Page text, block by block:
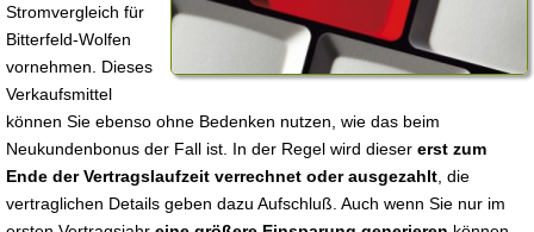
Stromvergleich für
Bitterfeld-Wolfen
vornehmen. Dieses
Verkaufsmittel
können Sie ebenso ohne Bedenken nutzen, wie das beim
Neukundenbonus der Fall ist. In der Regel wird dieser erst zum
Ende der Vertragslaufzeit verrechnet oder ausgezahlt , die
vertraglichen Details geben dazu Aufschluß. Auch wenn Sie nur im